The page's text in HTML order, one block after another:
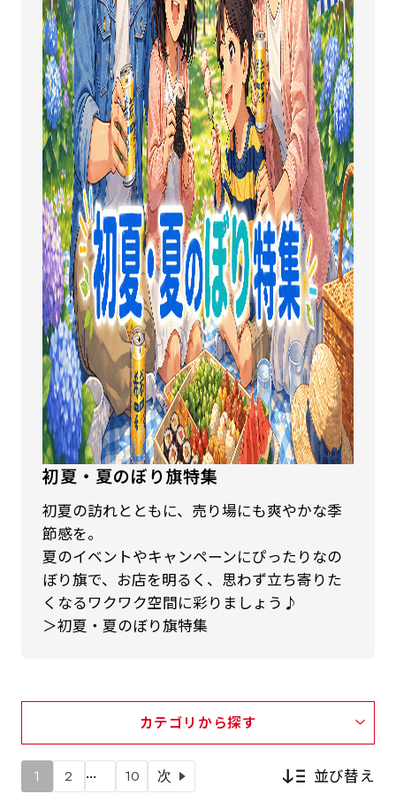
初夏・夏のぼり旗特集
初夏の訪れとともに、売り場にも爽やかな季
節感を。
夏のイベントやキャンペーンにぴったりなの
ぼり旗で、お店を明るく、思わず立ち寄りた
くなるワクワク空間に彩りましょう♪
＞初夏・夏のぼり旗特集
カテゴリから探す
1 2 … 10 次 並び替え